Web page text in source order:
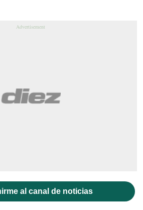
al canal de noticias